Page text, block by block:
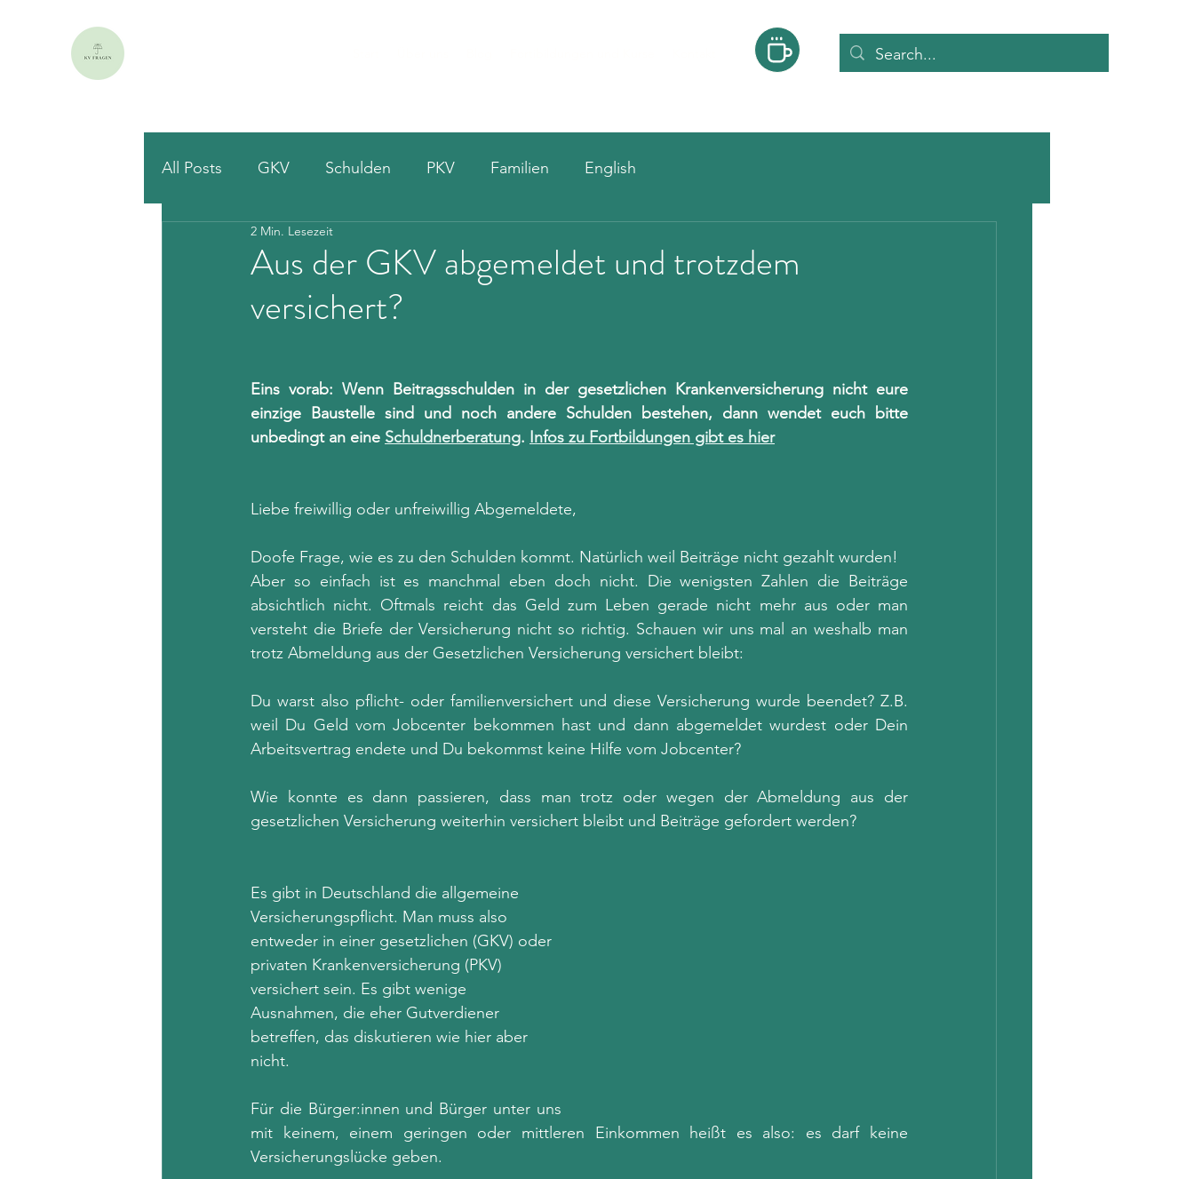
All Posts GKV Schulden PKV Familien English
Aus der GKV abgemeldet und trotzdem
versichert?
2 Min. Lesezeit
Eins vorab: Wenn Beitragsschulden in der gesetzlichen Krankenversicherung nicht eure
einzige Baustelle sind und noch andere Schulden bestehen, dann wendet euch bitte
unbedingt an eine Schuldnerberatung. Infos zu Fortbildungen gibt es hier
Liebe freiwillig oder unfreiwillig Abgemeldete,
Doofe Frage, wie es zu den Schulden kommt. Natürlich weil Beiträge nicht gezahlt wurden!
Aber so einfach ist es manchmal eben doch nicht. Die wenigsten Zahlen die Beiträge
absichtlich nicht. Oftmals reicht das Geld zum Leben gerade nicht mehr aus oder man
versteht die Briefe der Versicherung nicht so richtig. Schauen wir uns mal an weshalb man
trotz Abmeldung aus der Gesetzlichen Versicherung versichert bleibt:
Du warst also pflicht- oder familienversichert und diese Versicherung wurde beendet? Z.B.
weil Du Geld vom Jobcenter bekommen hast und dann abgemeldet wurdest oder Dein
Arbeitsvertrag endete und Du bekommst keine Hilfe vom Jobcenter?
Wie konnte es dann passieren, dass man trotz oder wegen der Abmeldung aus der
gesetzlichen Versicherung weiterhin versichert bleibt und Beiträge gefordert werden?
Es gibt in Deutschland die allgemeine
Versicherungspflicht. Man muss also
entweder in einer gesetzlichen (GKV) oder
privaten Krankenversicherung (PKV)
versichert sein. Es gibt wenige
Ausnahmen, die eher Gutverdiener
betreffen, das diskutieren wie hier aber
nicht.
Für die Bürger:innen und Bürger unter uns
mit keinem, einem geringen oder mittleren Einkommen heißt es also: es darf keine
Versicherungslücke geben.